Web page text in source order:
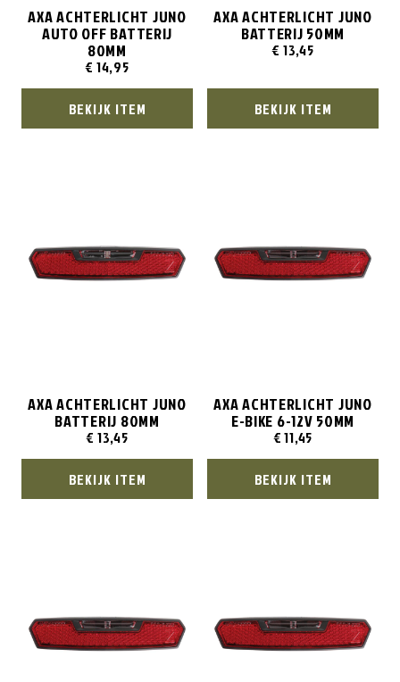
AXA ACHTERLICHT JUNO
AUTO OFF BATTERIJ
80MM
€ 14,95
BEKIJK ITEM
AXA ACHTERLICHT JUNO
BATTERIJ 50MM
€ 13,45
BEKIJK ITEM
AXA ACHTERLICHT JUNO
BATTERIJ 80MM
€ 13,45
BEKIJK ITEM
AXA ACHTERLICHT JUNO
E-BIKE 6-12V 50MM
€11,45
BEKIJK ITEM